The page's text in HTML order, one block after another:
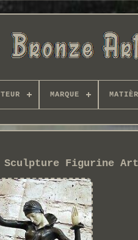
MARQUE
Figurine Art